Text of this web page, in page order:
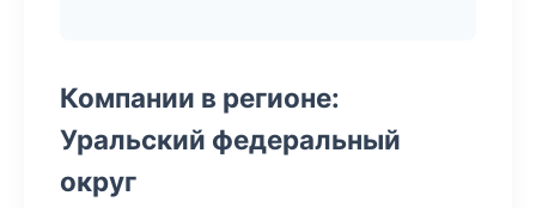
Компании в регионе:
Уральский федеральный
округ